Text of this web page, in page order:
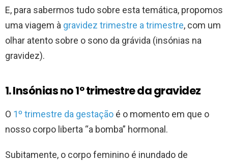
E, para sabermos tudo sobre esta temática, propomos
uma viagem à gravidez trimestre a trimestre, com um
olhar atento sobre o sono da grávida (insónias na
gravidez).
1. Insónias no 1ºtrimestre da gravidez
O 1º trimestre da gestação é o momento em que o
nosso corpo liberta “a bomba” hormonal.
Subitamente, o corpo feminino é inundado de